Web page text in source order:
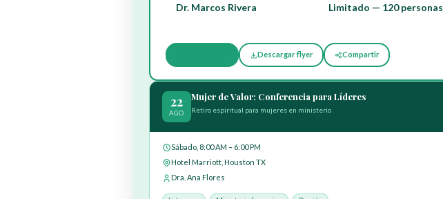
Dr. Marcos Rivera Limitado — 120 personas
Descargar flyer Compartir
22
AGO
Mujer de Valor: Conferencia para Líderes
Retiro espiritual para mujeres en ministerio
Sábado, 8:00 AM – 6:00 PM
Hotel Marriott, Houston TX
Dra. Ana Flores